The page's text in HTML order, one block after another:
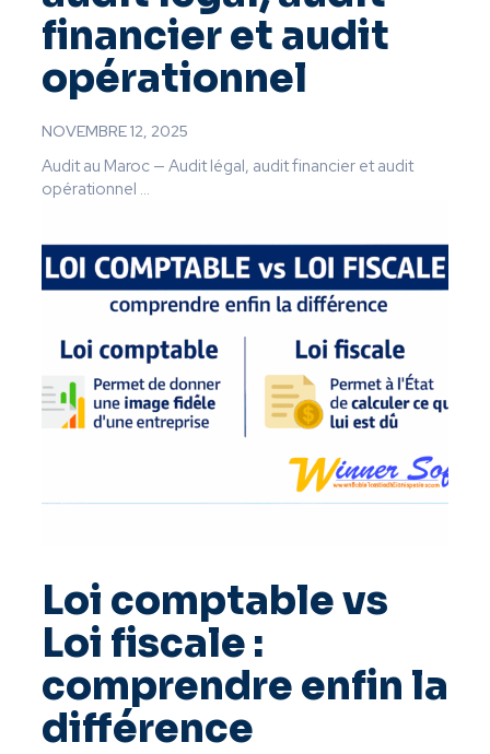
financier et audit
opérationnel
NOVEMBRE 12, 2025
Audit au Maroc — Audit légal, audit financier et audit
opérationnel ...
Loi comptable vs
Loi fiscale :
comprendre enfin la
différence